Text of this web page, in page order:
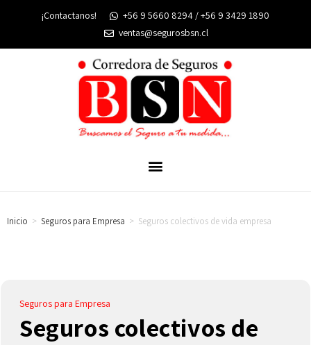
¡Contactanos!
+56 9 5660 8294 / +56 9 3429 1890
ventas@segurosbsn.cl
Inicio > Seguros para Empresa > Seguros colectivos de vida empresa
Seguros para Empresa
Seguros colectivos de